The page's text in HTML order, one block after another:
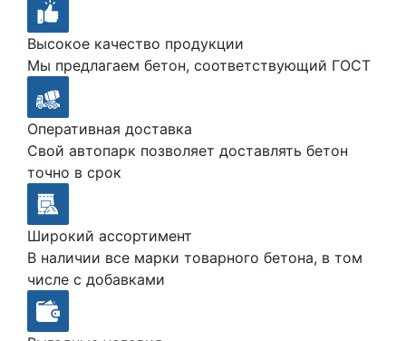
Высокое качество продукции
Мы предлагаем бетон, соответствующий ГОСТ
Оперативная доставка
Свой автопарк позволяет доставлять бетон
точно в срок
Широкий ассортимент
В наличии все марки товарного бетона, в том
числе с добавками